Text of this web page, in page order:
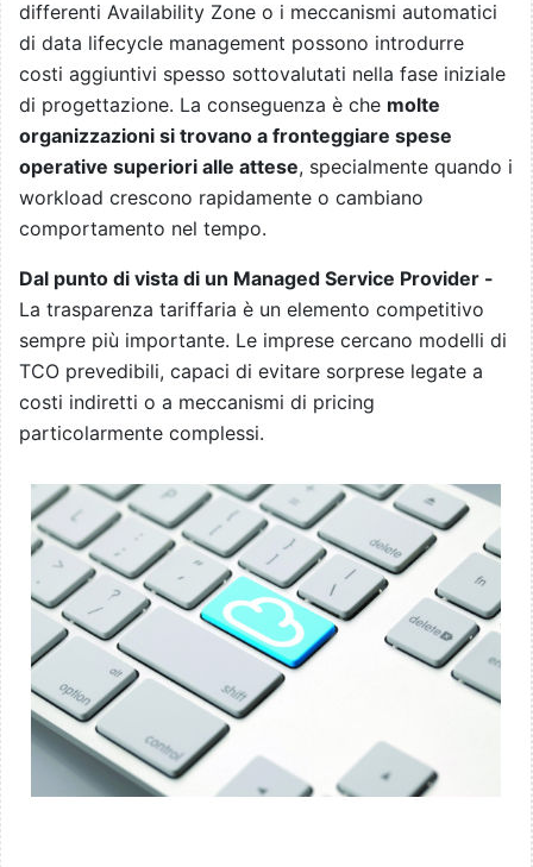
differenti Availability Zone o i meccanismi automatici
di data lifecycle management possono introdurre
costi aggiuntivi spesso sottovalutati nella fase iniziale
di progettazione. La conseguenza è che molte
organizzazioni si trovano a fronteggiare spese
operative superiori alle attese, specialmente quando i
workload crescono rapidamente o cambiano
comportamento nel tempo.
Dal punto di vista di un Managed Service Provider -
La trasparenza tariffaria è un elemento competitivo
sempre più importante. Le imprese cercano modelli di
TCO prevedibili, capaci di evitare sorprese legate a
costi indiretti o a meccanismi di pricing
particolarmente complessi.